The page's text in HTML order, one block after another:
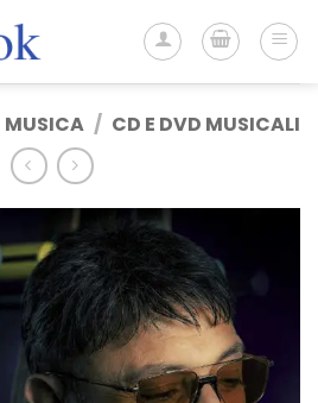
MUSICA / CD E DVD MUSICALI